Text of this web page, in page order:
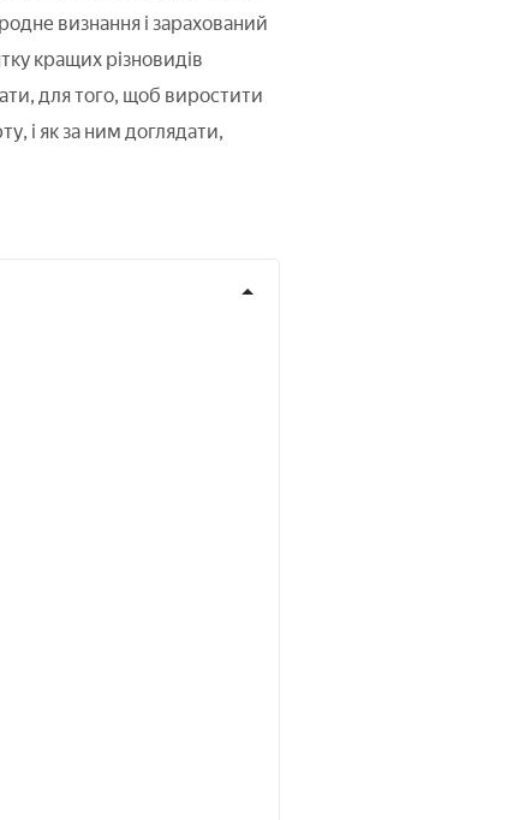
визнання і зарахований
кращих різновидів
для того, щоб виростити
і як за ним доглядати,